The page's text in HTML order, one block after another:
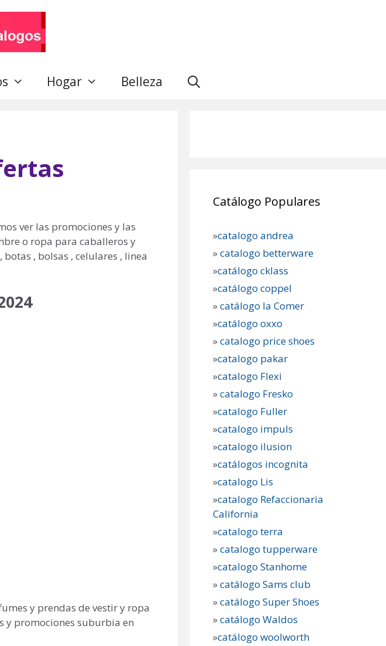
Hogar Belleza
ver las promociones y las
o ropa para caballeros y
, bolsas , celulares , linea
y prendas de vestir y ropa
y promociones suburbia en
Catálogo Populares
»catalogo andrea
»catalogo betterware
»catálogo cklass
»catálogo coppel
»catálogo la Comer
»catálogo oxxo
»catalogo price shoes
»catalogo pakar
»catalogo Flexi
»catalogo Fresko
»catalogo Fuller
»catalogo impuls
»catalogo ilusion
»catálogos incognita
»catalogo Lis
»catalogo Refaccionaria
California
»catalogo terra
»catalogo tupperware
»catalogo Stanhome
»catálogo Sams club
»catálogo Super Shoes
»catálogo Waldos
»catálogo woolworth